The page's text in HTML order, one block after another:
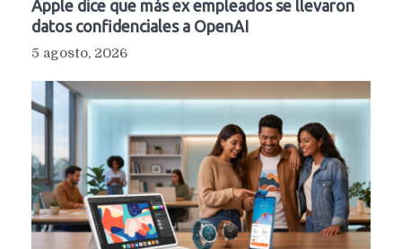
Apple dice que más ex empleados se llevaron
datos confidenciales a OpenAI
5 agosto, 2026